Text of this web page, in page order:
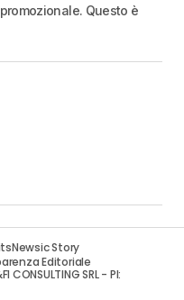
Questo è
Newsic Story
Editoriale
SRL - PI: